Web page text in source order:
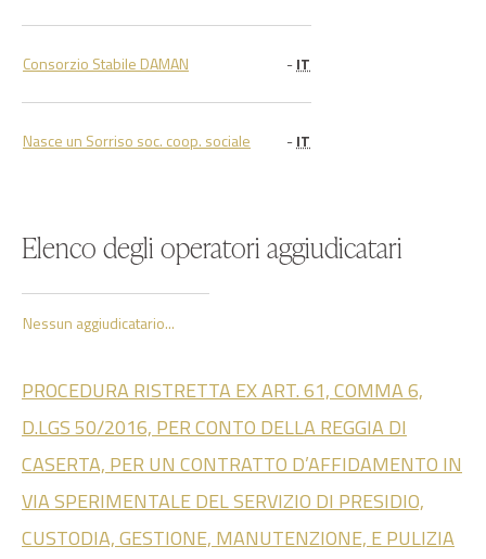
Consorzio Stabile DAMAN -IT
Nasce un Sorriso soc. coop. sociale -IT
Elenco degli operatori aggiudicatari
Nessun aggiudicatario...
PROCEDURA RISTRETTA EX ART. 61, COMMA 6,
D.LGS 50/2016, PER CONTO DELLA REGGIA DI
CASERTA, PER UN CONTRATTO D’AFFIDAMENTO IN
VIA SPERIMENTALE DEL SERVIZIO DI PRESIDIO,
CUSTODIA, GESTIONE, MANUTENZIONE, E PULIZIA